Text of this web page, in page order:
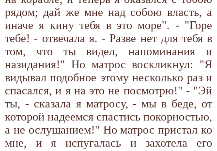
рядом; дай же мне над собою власть, а
иначе я кину тебя в это море". - "Горе
тебе! - отвечала я. - Разве нет для тебя в
том, что ты видел, напоминания и
назидания!" Но матрос воскликнул: "Я
видывал подобное этому несколько раз и
спасался, и я на это не посмотрю!" - "Эй
ты, - сказала я матросу, - мы в беде, от
которой надеемся спастись покорностью,
а не ослушанием!" Но матрос пристал ко
мне, и я испугалась и захотела его